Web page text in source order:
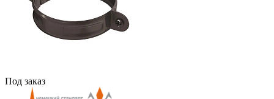
Под заказ